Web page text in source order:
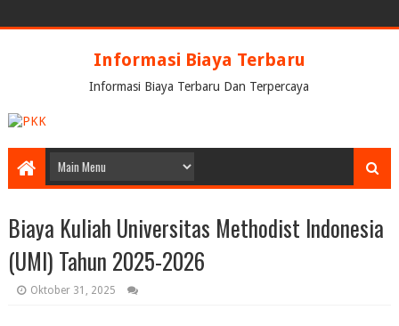
Informasi Biaya Terbaru
Informasi Biaya Terbaru Dan Terpercaya
Biaya Kuliah Universitas Methodist Indonesia
(UMI) Tahun 2025-2026
Oktober 31, 2025